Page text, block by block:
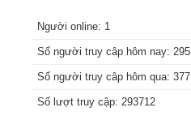
Người online: 1
Số người truy câp hôm nay: 295
Số người truy câp hôm qua: 377
Số lượt truy cập: 293712